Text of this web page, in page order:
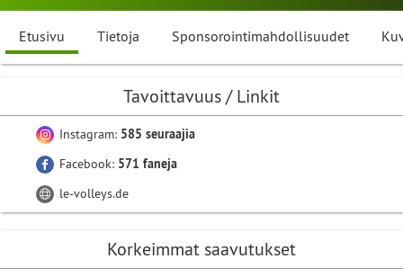
Etusivu Tietoja Sponsorointimahdollisuudet
Tavoittavuus / Linkit
Instagram: 585 seuraajia
Facebook: 571 faneja
le-volleys.de
Korkeimmat saavutukset